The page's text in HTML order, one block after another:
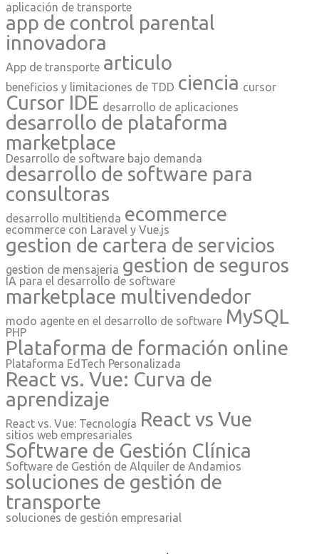
aplicación de transporte
app de control parental
innovadora
App de transporte articulo
beneficios y limitaciones de TDD ciencia cursor
Cursor IDE desarrollo de aplicaciones
desarrollo de plataforma
marketplace
Desarrollo de software bajo demanda
desarrollo de software para
consultoras
desarrollo multitienda ecommerce
ecommerce con Laravel y Vue.js
gestion de cartera de servicios
gestion de mensajeria gestion de seguros
IA para el desarrollo de software
marketplace multivendedor
modo agente en el desarrollo de software MySQL
PHP
Plataforma de formación online
Plataforma EdTech Personalizada
React vs. Vue: Curva de
aprendizaje
React vs. Vue: Tecnología React vs Vue
sitios web empresariales
Software de Gestión Clínica
Software de Gestión de Alquiler de Andamios
soluciones de gestión de
transporte
soluciones de gestión empresarial